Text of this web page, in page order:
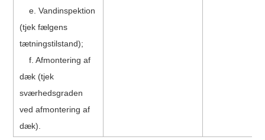
e. Vandinspektion
(tjek fælgens
tætningstilstand);
f. Afmontering af
dæk (tjek
sværhedsgraden
ved afmontering af
dæk).